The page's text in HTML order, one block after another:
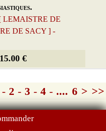
LEMAISTRE DE
DE SACY ] -
€
- 2 - 3 - 4 - .... 6 > >>